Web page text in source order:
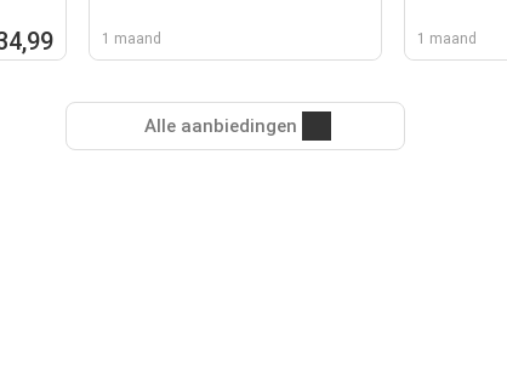
1 maand 1 maand
Alle aanbiedingen